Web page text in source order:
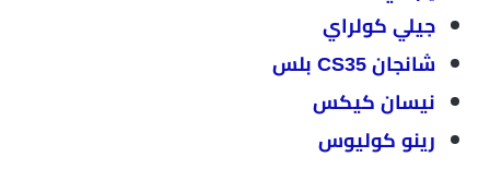
جيلي كولراي
شانجان CS35 بلس
نيسان كيكس
رينو كوليوس